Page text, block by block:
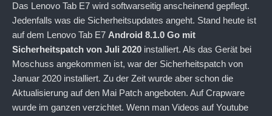
Das Lenovo Tab E7 wird softwarseitig anscheinend gepflegt.
Jedenfalls was die Sicherheitsupdates angeht. Stand heute ist
auf dem Lenovo Tab E7 Android 8.1.0 Go mit
Sicherheitspatch von Juli 2020 installiert. Als das Gerät bei
Moschuss angekommen ist, war der Sicherheitspatch von
Januar 2020 installiert. Zu der Zeit wurde aber schon die
Aktualisierung auf den Mai Patch angeboten. Auf Crapware
wurde im ganzen verzichtet. Wenn man Videos auf Youtube